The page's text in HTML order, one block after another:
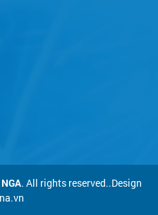
. All rights reserved..Design